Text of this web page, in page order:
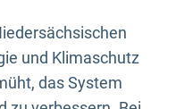
und Klimaschutz
das System